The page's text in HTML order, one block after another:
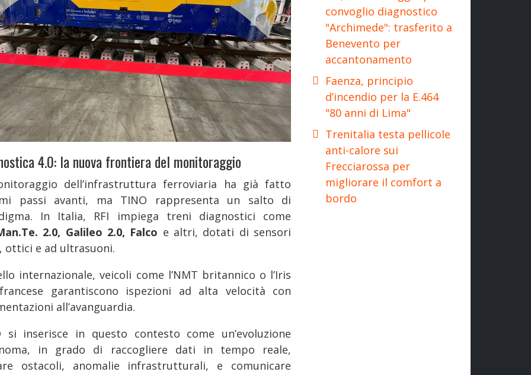
4.0: la nuova frontiera del monitoraggio
dell’infrastruttura ferroviaria ha già fatto
passi avanti, ma TINO rappresenta un salto di
In Italia, RFI impiega treni diagnostici come
2.0, Galileo 2.0, Falco e altri, dotati di sensori
ottici e ad ultrasuoni.
internazionale, veicoli come l’NMT britannico o l’Iris
garantiscono ispezioni ad alta velocità con
all’avanguardia.
si inserisce in questo contesto come un’evoluzione
in grado di raccogliere dati in tempo reale,
ostacoli, anomalie infrastrutturali, e comunicare
convoglio diagnostico
"Archimede": trasferito a
Benevento per
accantonamento
Faenza, principio
d’incendio per la E.464
"80 anni di Lima"
Trenitalia testa pellicole
anti-calore sui
Frecciarossa per
migliorare il comfort a
bordo